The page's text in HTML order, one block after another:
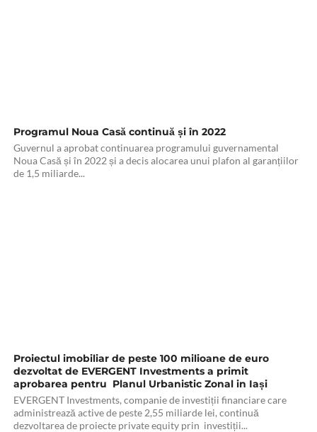
Programul Noua Casă continuă și în 2022
Guvernul a aprobat continuarea programului guvernamental
Noua Casă și în 2022 și a decis alocarea unui plafon al garanțiilor
de 1,5 miliarde...
Proiectul imobiliar de peste 100 milioane de euro
dezvoltat de EVERGENT Investments a primit
aprobarea pentru Planul Urbanistic Zonal in Iași
EVERGENT Investments, companie de investiții financiare care
administrează active de peste 2,55 miliarde lei, continuă
dezvoltarea de proiecte private equity prin investiții...